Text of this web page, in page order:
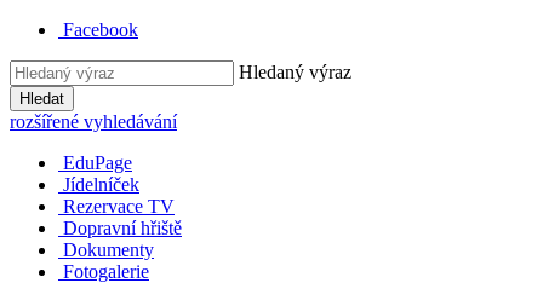
Facebook
Hledaný výraz
Hledat
rozšířené vyhledávání
EduPage
Jídelníček
Rezervace TV
Dopravní hřiště
Dokumenty
Fotogalerie